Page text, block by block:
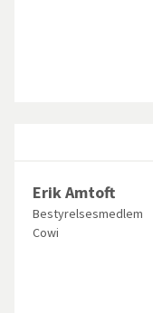
Erik Amtoft
Bestyrelsesmedlem
Cowi